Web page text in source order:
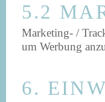
5.2
Marketing- /
um Werbung
6.